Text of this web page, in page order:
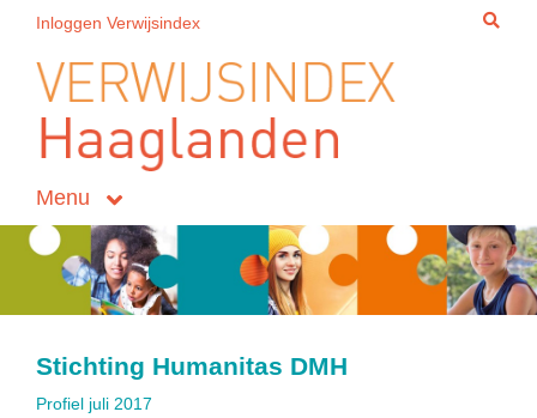
Inloggen Verwijsindex
Menu
Stichting Humanitas DMH
Profiel juli 2017